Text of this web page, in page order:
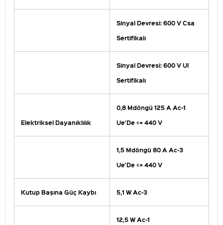
Sinyal Devresi: 600 V Csa
Sertifikalı
Sinyal Devresi: 600 V Ul
Sertifikalı
Elektriksel Dayanıklılık
0,8 Mdöngü 125 A Ac-1
Ue'De <= 440 V
1,5 Mdöngü 80 A Ac-3
Ue'De <= 440 V
Kutup Başına Güç Kaybı 5,1 W Ac-3
12,5 W Ac-1